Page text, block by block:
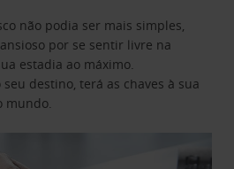
não podia ser mais simples,
por se sentir livre na
estadia ao máximo.
destino, terá as chaves à sua
mundo.